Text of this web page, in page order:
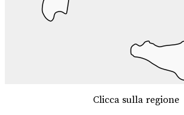
Clicca sulla regione